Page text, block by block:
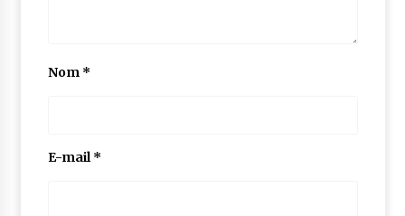
Nom *
E-mail*